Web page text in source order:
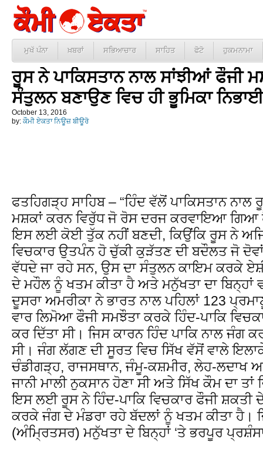
ਮੁਖੱ ਪੰਨਾ ਖ਼ਬਰਾਂ ਸਭਿਆਚਾਰ ਸਾਹਿਤ ਫੋਟੋ ਹੁਕਮਨਾਮਾ
ਰੂਸ ਨੇ ਪਾਕਿਸਤਾਨ ਨਾਲ ਸਾਂਝੀਆਂ ਫੌਜੀ
ਸੰਤੁਲਨ ਬਣਾਉਣ ਵਿਚ ਹੀ ਭੂਮਿਕਾ
October 13, 2016
by: ਕੌਮੀ ਏਕਤਾ ਨਿਊਜ਼ ਬੀਊਰੋ
ਫਤਹਿਗੜ੍ਹ ਸਾਹਿਬ – “ਹਿੰਦ ਵੱਲੋਂ ਪਾਕਿਸਤਾਨ
ਮਸ਼ਕਾਂ ਕਰਨ ਵਿਰੁੱਧ ਜੋ ਰੋਸ ਦਰਜ ਕਰਵਾਇਆ ਗਿਆ
ਇਸ ਲਈ ਕੋਈ ਤੁੱਕ ਨਹੀਂ ਬਣਦੀ, ਕਿਉਂਕਿ ਰੂਸ ਨੇ
ਵਿਚਕਾਰ ਉਤਪੰਨ ਹੋ ਚੁੱਕੀ ਕੁੜੱਤਣ ਦੀ ਬਦੌਲਤ ਜੋ
ਵੱਧਦੇ ਜਾ ਰਹੇ ਸਨ, ਉਸ ਦਾ ਸੰਤੁਲਨ ਕਾਇਮ ਕਰਕੇ
ਦੇ ਮਹੌਲ ਨੂੰ ਖਤਮ ਕੀਤਾ ਹੈ ਅਤੇ ਮਨੁੱਖਤਾ ਦਾ
ਦੂਸਰਾ ਅਮਰੀਕਾ ਨੇ ਭਾਰਤ ਨਾਲ ਪਹਿਲਾਂ 123
ਵਾਰ ਲਿਮੋਆ ਫੌਜੀ ਸਮਝੌਤਾ ਕਰਕੇ ਹਿੰਦ-ਪਾਕਿ
ਕਰ ਦਿੱਤਾ ਸੀ। ਜਿਸ ਕਾਰਨ ਹਿੰਦ ਪਾਕਿ ਨਾਲ
ਸੀ। ਜੰਗ ਲੱਗਣ ਦੀ ਸੂਰਤ ਵਿਚ ਸਿੱਖ ਵੱਸੋਂ ਵਾਲੇ
ਚੰਡੀਗੜ੍ਹ, ਰਾਜਸਥਾਨ, ਜੰਮੂ-ਕਸ਼ਮੀਰ, ਲੇਹ-ਲਦਾਖ
ਜਾਨੀ ਮਾਲੀ ਨੁਕਸਾਨ ਹੋਣਾ ਸੀ ਅਤੇ ਸਿੱਖ ਕੌਮ ਦਾ ਤਾਂ
ਇਸ ਲਈ ਰੂਸ ਨੇ ਹਿੰਦ-ਪਾਕਿ ਵਿਚਕਾਰ ਫੌਜੀ ਸ਼ਕਤੀ
ਕਰਕੇ ਜੰਗ ਦੇ ਮੰਡਰਾ ਰਹੇ ਬੱਦਲਾਂ ਨੂੰ ਖਤਮ ਕੀਤਾ ਹੈ।
(ਅੰਮ੍ਰਿਤਸਰ) ਮਨੁੱਖਤਾ ਦੇ ਬਿਨ੍ਹਾਂ ‘ਤੇ ਭਰਪੂਰ